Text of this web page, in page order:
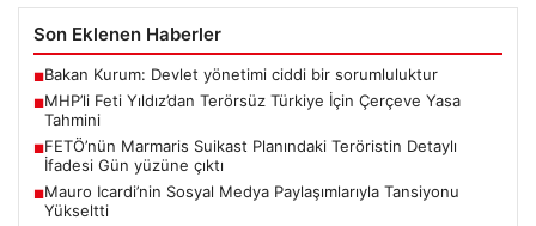
Son Eklenen Haberler
■Bakan Kurum: Devlet yönetimi ciddi bir sorumluluktur
■MHP’li Feti Yıldız’dan Terörsüz Türkiye İçin Çerçeve Yasa
Tahmini
■FETÖ’nün Marmaris Suikast Planındaki Teröristin Detaylı
İfadesi Gün yüzüne çıktı
■Mauro Icardi’nin Sosyal Medya Paylaşımlarıyla Tansiyonu
Yükseltti